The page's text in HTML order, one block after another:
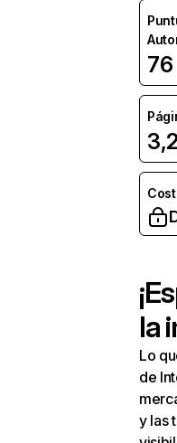
76
3,2
la
Lo
de
y las